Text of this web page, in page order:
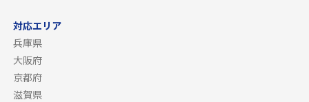
対応エリア
兵庫県
大阪府
京都府
滋賀県